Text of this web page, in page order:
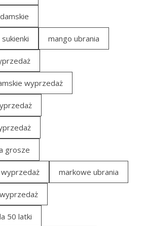
mango ubrania
wyprzedaż
grosze
markowe ubrania
50 latki